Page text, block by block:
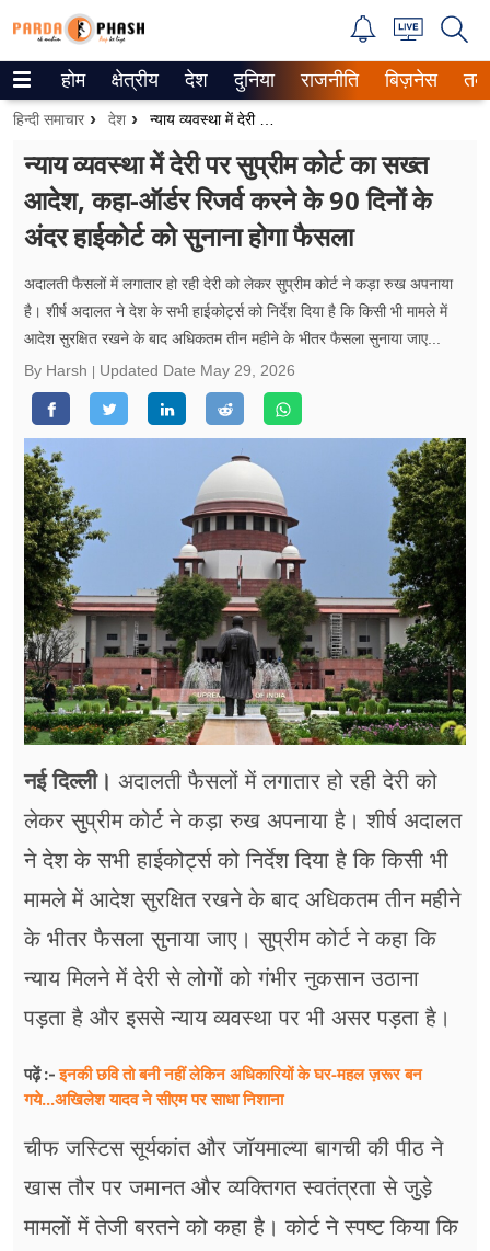
Trending on Google News
वेब स्टोरीज
उत्तर प्रदेश
गैलरी
वीडियो
रिलेशनशिप
जीवन मंत्रा
फूड
सेहत
ब्‍यूटी
जॉब्स
शिक्षा
अन्य खबरें
होम क्षेत्रीय देश दुनिया राजनीति बिज़नेस
हिन्दी समाचार देश
न्याय व्यवस्था में देरी पर सुप्रीम कोर्ट का सख्त
आदेश, कहा-ऑर्डर रिजर्व करने के 90 दिनों के
अंदर हाईकोर्ट को सुनाना होगा फैसला
अदालती फैसलों में लगातार हो रही देरी को लेकर सुप्रीम कोर्ट ने कड़ा रुख अपनाया
है। शीर्ष अदालत ने देश के सभी हाईकोर्ट्स को निर्देश दिया है कि किसी भी मामले में
आदेश सुरक्षित रखने के बाद अधिकतम तीन महीने के भीतर फैसला सुनाया जाए...
By Harsh
Updated Date May 29, 2026
नई दिल्ली। अदालती फैसलों में लगातार हो रही देरी को
लेकर सुप्रीम कोर्ट ने कड़ा रुख अपनाया है। शीर्ष अदालत
ने देश के सभी हाईकोर्ट्स को निर्देश दिया है कि किसी भी
मामले में आदेश सुरक्षित रखने के बाद अधिकतम तीन महीने
के भीतर फैसला सुनाया जाए। सुप्रीम कोर्ट ने कहा कि
न्याय मिलने में देरी से लोगों को गंभीर नुकसान उठाना
पड़ता है और इससे न्याय व्यवस्था पर भी असर पड़ता है।
पढ़ें :-इनकी छवि तो बनी नहीं लेकिन अधिकारियों के घर-महल ज़रूर बन
गये...अखिलेश यादव ने सीएम पर साधा​ निशाना
चीफ जस्टिस सूर्यकांत और जॉयमाल्या बागची की पीठ ने
खास तौर पर जमानत और व्यक्तिगत स्वतंत्रता से जुड़े
मामलों में तेजी बरतने को कहा है। कोर्ट ने स्पष्ट किया कि